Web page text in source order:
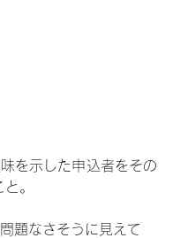
を示した申込者をその
。
題なさそうに見えて